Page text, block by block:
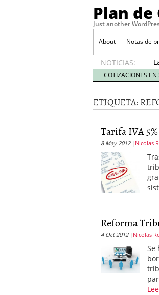
Plan de
Just another
About Notas de
NOTICIAS:
COTIZACIONES EN
ETIQUETA:
Tarifa IVA 5%
8 May 2012 Nicolas
Reforma
4 Oct 2012 Nicolas
Se